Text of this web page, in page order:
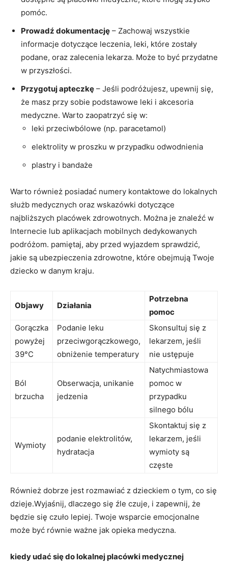
⁣pomóc.
Prowadź dokumentację – Zachowaj⁤ wszystkie ​
informacje ‍dotyczące leczenia, leki, które zostały
podane, oraz zalecenia lekarza. Może⁣ to być przydatne
w przyszłości.
Przygotuj apteczkę – Jeśli podróżujesz,‍ upewnij się,
że masz ‍przy sobie podstawowe leki i akcesoria
medyczne. Warto⁢ zaopatrzyć się w:
leki przeciwbólowe (np. paracetamol)
elektrolity ⁣w proszku⁣ w przypadku odwodnienia
plastry i bandaże
Warto również posiadać numery kontaktowe⁣ do lokalnych
służb medycznych oraz wskazówki dotyczące
najbliższych placówek ‌zdrowotnych.‍ Można je znaleźć w
Internecie lub ⁣aplikacjach mobilnych dedykowanych
podróżom. pamiętaj, aby przed wyjazdem sprawdzić,
jakie są⁣ ubezpieczenia⁤ zdrowotne, które obejmują Twoje
dziecko w ‍danym kraju.
Objawy Działania
Potrzebna​
pomoc
Gorączka
‌powyżej ​
39°C
Podanie leku
przeciwgorączkowego,
‌obniżenie temperatury
Skonsultuj się z
lekarzem, jeśli
nie⁣ ustępuje
Ból
brzucha
Obserwacja, ⁢unikanie
‌jedzenia
Natychmiastowa
pomoc w⁢
przypadku
silnego ​bólu
Wymioty
podanie⁢ elektrolitów,⁤
hydratacja
Skontaktuj się z
lekarzem, jeśli ​
wymioty są
częste
Również dobrze jest rozmawiać z dzieckiem o tym, co się
dzieje.Wyjaśnij, dlaczego się⁢ źle czuje, i zapewnij, że
będzie się ⁤czuło lepiej. Twoje⁢ wsparcie ‌emocjonalne
może być równie ważne jak opieka medyczna.
kiedy udać się do lokalnej placówki​ medycznej